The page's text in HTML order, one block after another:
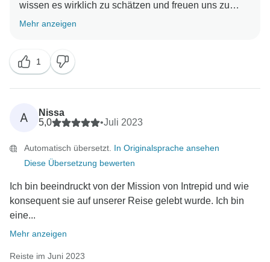
wissen es wirklich zu schätzen und freuen uns zu
hören, dass Sie Ihre Best of Spain Reise mit uns
Mehr anzeigen
1
A
Nissa
5,0
•Juli 2023
Automatisch übersetzt. In Originalsprache ansehen
Diese Übersetzung bewerten
Ich bin beeindruckt von der Mission von Intrepid und wie
konsequent sie auf unserer Reise gelebt wurde. Ich bin
eine...
Mehr anzeigen
Reiste im Juni 2023